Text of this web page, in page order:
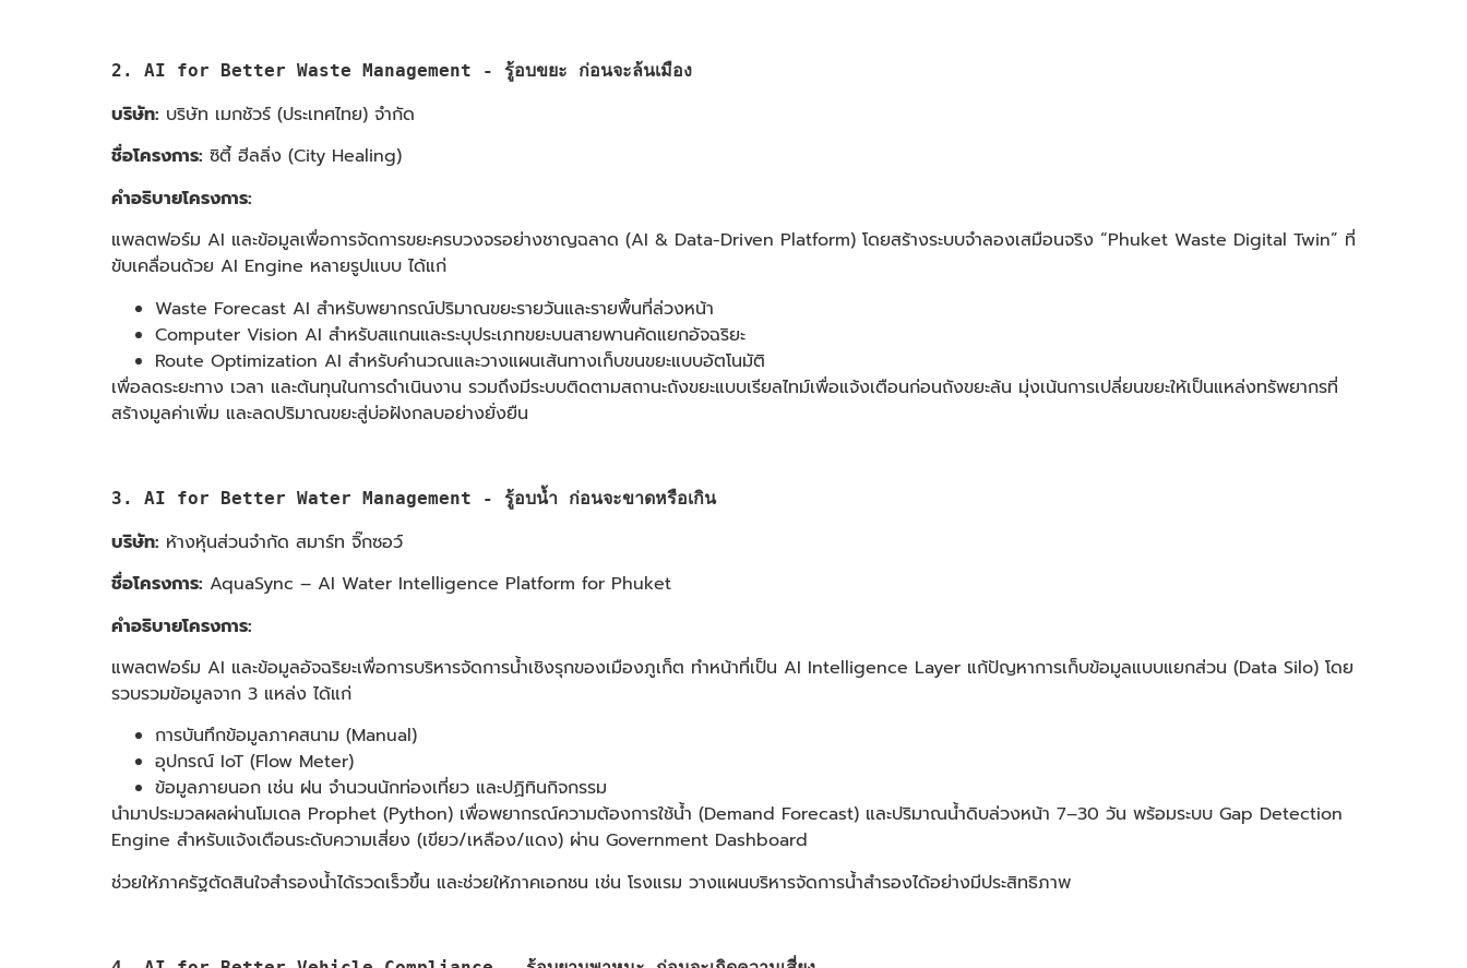
2. AI for Better Waste Management - รู้อบขยะ ก่อนจะล้นเมือง
บริษัท: บริษัท เมกชัวร์ (ประเทศไทย) จำกัด
ชื่อโครงการ: ซิตี้ ฮีลลิ่ง (City Healing)
คำอธิบายโครงการ:
แพลตฟอร์ม AI และข้อมูลเพื่อการจัดการขยะครบวงจรอย่างชาญฉลาด (AI & Data-Driven Platform) โดยสร้างระบบจำลองเสมือนจริง “Phuket Waste Digital Twin” ที่
ขับเคลื่อนด้วย AI Engine หลายรูปแบบ ได้แก่
Waste Forecast AI สำหรับพยากรณ์ปริมาณขยะรายวันและรายพื้นที่ล่วงหน้า
Computer Vision AI สำหรับสแกนและระบุประเภทขยะบนสายพานคัดแยกอัจฉริยะ
Route Optimization AI สำหรับคำนวณและวางแผนเส้นทางเก็บขนขยะแบบอัตโนมัติ
เพื่อลดระยะทาง เวลา และต้นทุนในการดำเนินงาน รวมถึงมีระบบติดตามสถานะถังขยะแบบเรียลไทม์เพื่อแจ้งเตือนก่อนถังขยะล้น มุ่งเน้นการเปลี่ยนขยะให้เป็นแหล่งทรัพยากรที่
สร้างมูลค่าเพิ่ม และลดปริมาณขยะสู่บ่อฝังกลบอย่างยั่งยืน
3. AI for Better Water Management - รู้อบน้ำ ก่อนจะขาดหรือเกิน
บริษัท: ห้างหุ้นส่วนจำกัด สมาร์ท จิ๊กซอว์
ชื่อโครงการ: AquaSync – AI Water Intelligence Platform for Phuket
คำอธิบายโครงการ:
แพลตฟอร์ม AI และข้อมูลอัจฉริยะเพื่อการบริหารจัดการน้ำเชิงรุกของเมืองภูเก็ต ทำหน้าที่เป็น AI Intelligence Layer แก้ปัญหาการเก็บข้อมูลแบบแยกส่วน (Data Silo) โดย
รวบรวมข้อมูลจาก 3 แหล่ง ได้แก่
การบันทึกข้อมูลภาคสนาม (Manual)
อุปกรณ์ IoT (Flow Meter)
ข้อมูลภายนอก เช่น ฝน จำนวนนักท่องเที่ยว และปฏิทินกิจกรรม
นำมาประมวลผลผ่านโมเดล Prophet (Python) เพื่อพยากรณ์ความต้องการใช้น้ำ (Demand Forecast) และปริมาณน้ำดิบล่วงหน้า 7–30 วัน พร้อมระบบ Gap Detection
Engine สำหรับแจ้งเตือนระดับความเสี่ยง (เขียว/เหลือง/แดง) ผ่าน Government Dashboard
ช่วยให้ภาครัฐตัดสินใจสำรองน้ำได้รวดเร็วขึ้น และช่วยให้ภาคเอกชน เช่น โรงแรม วางแผนบริหารจัดการน้ำสำรองได้อย่างมีประสิทธิภาพ